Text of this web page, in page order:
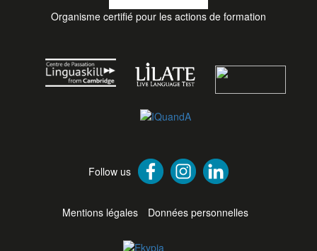
Organisme certifié pour les actions de formation
Follow us
Mentions légales Données personnelles